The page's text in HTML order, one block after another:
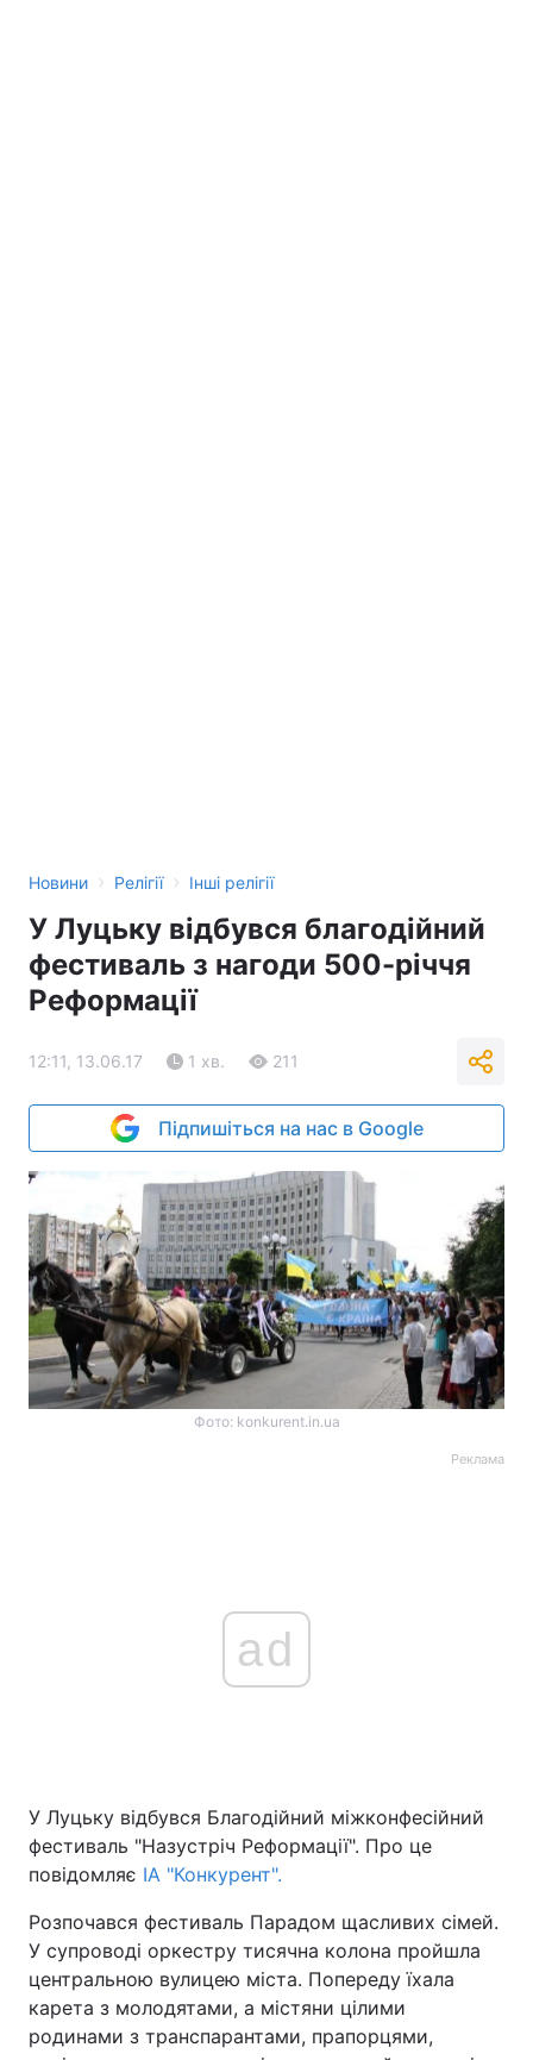
Новини › Релігії › Інші релігії
У Луцьку відбувся благодійний
фестиваль з нагоди 500-річчя
Реформації
12:11, 13.06.17 1 хв. 211
Підпишіться на нас в Google
Фото: konkurent.in.ua
Реклама
ad
У Луцьку відбувся Благодійний міжконфесійний
фестиваль "Назустріч Реформації". Про це
повідомляє ІА "Конкурент".
Розпочався фестиваль Парадом щасливих сімей.
У супроводі оркестру тисячна колона пройшла
центральною вулицею міста. Попереду їхала
карета з молодятами, а містяни цілими
родинами з транспарантами, прапорцями,